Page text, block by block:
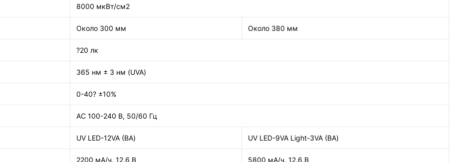
8000 мкВт/см2
Около 300 мм Около 380 мм
?20 лк
365 нм ± 3 нм (UVA)
0-40? ±10%
AC 100-240 В, 50/60 Гц
UV LED-12VA (ВА) UV LED-9VA Light-3VA (ВА)
2200 мА/ч, 12.6 В 5800 мА/ч, 12.6 В